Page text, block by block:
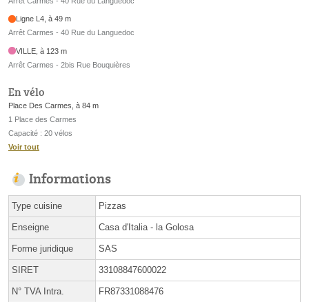
Ligne L4, à 49 m
Arrêt Carmes - 40 Rue du Languedoc
VILLE, à 123 m
Arrêt Carmes - 2bis Rue Bouquières
En vélo
Place Des Carmes, à 84 m
1 Place des Carmes
Capacité : 20 vélos
Voir tout
Informations
Type cuisine Pizzas
Enseigne Casa d'Italia - la Golosa
Forme juridique SAS
SIRET 33108847600022
N° TVA Intra. FR87331088476